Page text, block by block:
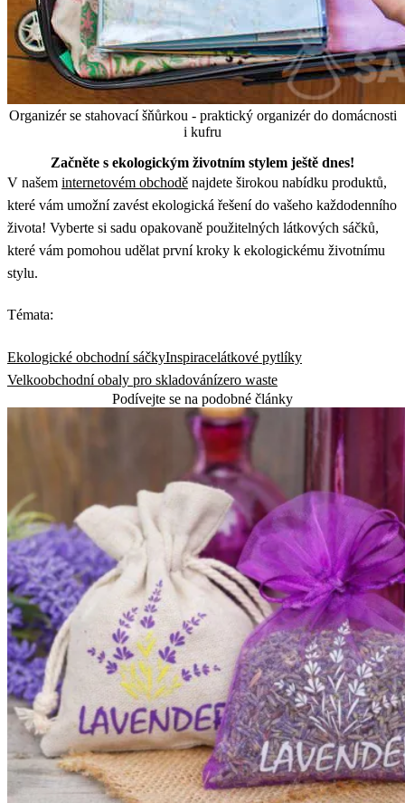
Organizér se stahovací šňůrkou - praktický organizér do domácnosti
i kufru
Začněte s ekologickým životním stylem ještě dnes!
V našem internetovém obchodě najdete širokou nabídku produktů,
které vám umožní zavést ekologická řešení do vašeho každodenního
života! Vyberte si sadu opakovaně použitelných látkových sáčků,
které vám pomohou udělat první kroky k ekologickému životnímu
stylu.
Témata:
Ekologické obchodní sáčkyInspiracelátkové pytlíky
Velkoobchodní obaly pro skladovánízero waste
Podívejte se na podobné články